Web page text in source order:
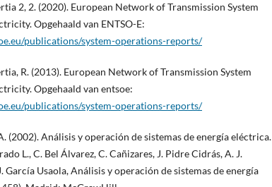
2, 2. (2020). European Network of Transmission System
Opgehaald van ENTSO-E:
publications/system-operations-reports/
R. (2013). European Network of Transmission System
Opgehaald van entsoe:
publications/system-operations-reports/
(2002). Análisis y operación de sistemas de energía eléctrica.
L., C. Bel Álvarez, C. Cañizares, J. Pidre Cidrás, A. J.
García Usaola, Análisis y operación de sistemas de energía